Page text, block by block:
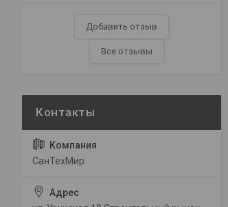
Добавить отзыв
Все отзывы
СанТехМир